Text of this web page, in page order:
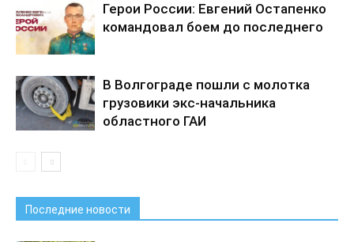
Герои России: Евгений Остапенко
командовал боем до последнего
В Волгограде пошли с молотка
грузовики экс-начальника
областного ГАИ
Последние новости